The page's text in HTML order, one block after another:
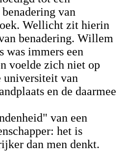
van
Wellicht zit hierin
benadering. Willem
was immers een
voelde zich niet op
universiteit van
en de daarmee
van een
het is
dan men denkt.